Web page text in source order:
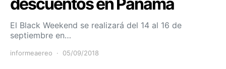
El Black Weekend se realizará del 14 al 16 de
septiembre en…
informeaereo 05/09/2018